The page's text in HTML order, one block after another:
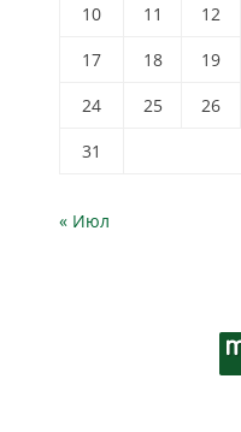
10
11 12
17
18 19
24
25 26
31
« Июл